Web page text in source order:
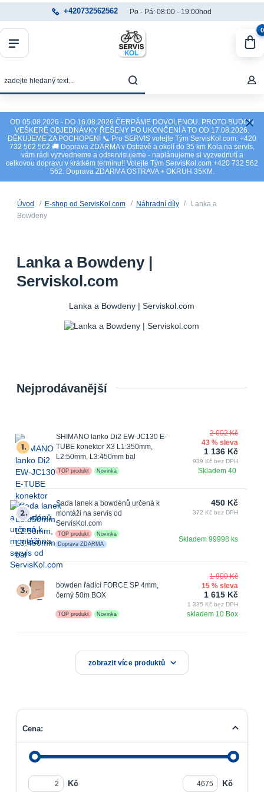
OD 05.08.2026 - DO 16.08.2026 ČERPÁME DOVOLENOU. PROTO BUDOU
VEŠKERÉ OBJEDNÁVKY ŘEŠENY PO UKONČENÍ A TO OD 17.08.2026.
DĚKUJEME ZA POCHOPENÍ 📞 Pro SERVIS volejte Tým ServisKol.com: +420
732 562 562 🚚 Doprava ZDARMA v Ostravě a okolí do 35 km Kola na servis,
vám rádi vyzvedneme a odservisujeme - naplánujeme si vyzvednutí a
celkovou dopravu v krátkém termínu!! Volejte Tým ServisKol.com +420 732 562
562. Doprava ZDARMA OSTRAVA + OKRUH 35KM.
+420732562562 Po - Pá: 08:00 - 19:00hod
0
Úvod E-shop od ServisKol.com Náhradní díly
Lanka a
Bowdeny
Lanka a Bowdeny |
Serviskol.com
Lanka a Bowdeny | Serviskol.com
Nejprodávanější
1.
SHIMANO lanko Di2 EW-JC130 E-
TUBE konektor X3 L1:350mm,
L2:50mm, L3:450mm bal
Skladem 40
TOP produkt Novinka
2 002 Kč
43 % sleva
1 136 Kč
939 Kč bez DPH
2.
Sada lanek a bowdénů určená k
montáži na servis od
ServisKol.com
Skladem 99998 ks
TOP produkt
Novinka
Doprava ZDARMA
450 Kč
372 Kč bez DPH
3.
bowden řadící FORCE SP 4mm,
černý 50m BOX
skladem 10 Box
TOP produkt Novinka
1 900 Kč
15 % sleva
1 615 Kč
1 335 Kč bez DPH
zobrazit více produktů
Cena:
Kč Kč